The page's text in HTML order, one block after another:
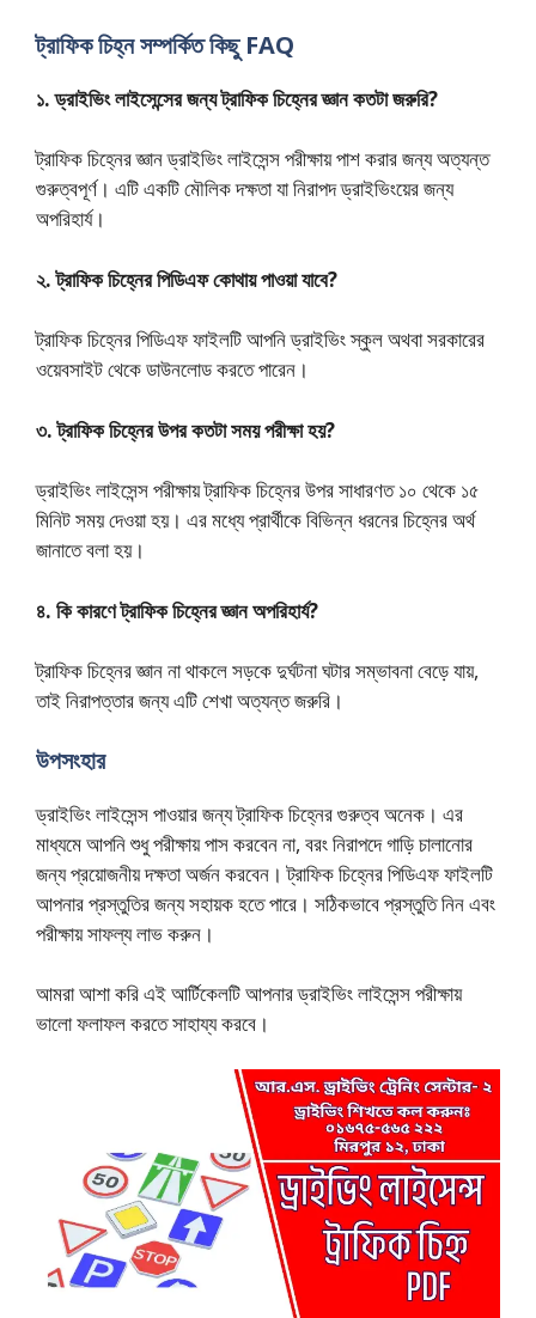
ট্রাফিক চিহ্ন সম্পর্কিত কিছু FAQ
১. ড্রাইভিং লাইসেন্সের জন্য ট্রাফিক চিহ্নের জ্ঞান কতটা জরুরি?
ট্রাফিক চিহ্নের জ্ঞান ড্রাইভিং লাইসেন্স পরীক্ষায় পাশ করার জন্য অত্যন্ত
গুরুত্বপূর্ণ। এটি একটি মৌলিক দক্ষতা যা নিরাপদ ড্রাইভিংয়ের জন্য
অপরিহার্য।
২. ট্রাফিক চিহ্নের পিডিএফ কোথায় পাওয়া যাবে?
ট্রাফিক চিহ্নের পিডিএফ ফাইলটি আপনি ড্রাইভিং স্কুল অথবা সরকারের
ওয়েবসাইট থেকে ডাউনলোড করতে পারেন।
৩. ট্রাফিক চিহ্নের উপর কতটা সময় পরীক্ষা হয়?
ড্রাইভিং লাইসেন্স পরীক্ষায় ট্রাফিক চিহ্নের উপর সাধারণত ১০ থেকে ১৫
মিনিট সময় দেওয়া হয়। এর মধ্যে প্রার্থীকে বিভিন্ন ধরনের চিহ্নের অর্থ
জানাতে বলা হয়।
৪. কি কারণে ট্রাফিক চিহ্নের জ্ঞান অপরিহার্য?
ট্রাফিক চিহ্নের জ্ঞান না থাকলে সড়কে দুর্ঘটনা ঘটার সম্ভাবনা বেড়ে যায়,
তাই নিরাপত্তার জন্য এটি শেখা অত্যন্ত জরুরি।
উপসংহার
ড্রাইভিং লাইসেন্স পাওয়ার জন্য ট্রাফিক চিহ্নের গুরুত্ব অনেক। এর
মাধ্যমে আপনি শুধু পরীক্ষায় পাস করবেন না, বরং নিরাপদে গাড়ি চালানোর
জন্য প্রয়োজনীয় দক্ষতা অর্জন করবেন। ট্রাফিক চিহ্নের পিডিএফ ফাইলটি
আপনার প্রস্তুতির জন্য সহায়ক হতে পারে। সঠিকভাবে প্রস্তুতি নিন এবং
পরীক্ষায় সাফল্য লাভ করুন।
আমরা আশা করি এই আর্টিকেলটি আপনার ড্রাইভিং লাইসেন্স পরীক্ষায়
ভালো ফলাফল করতে সাহায্য করবে।